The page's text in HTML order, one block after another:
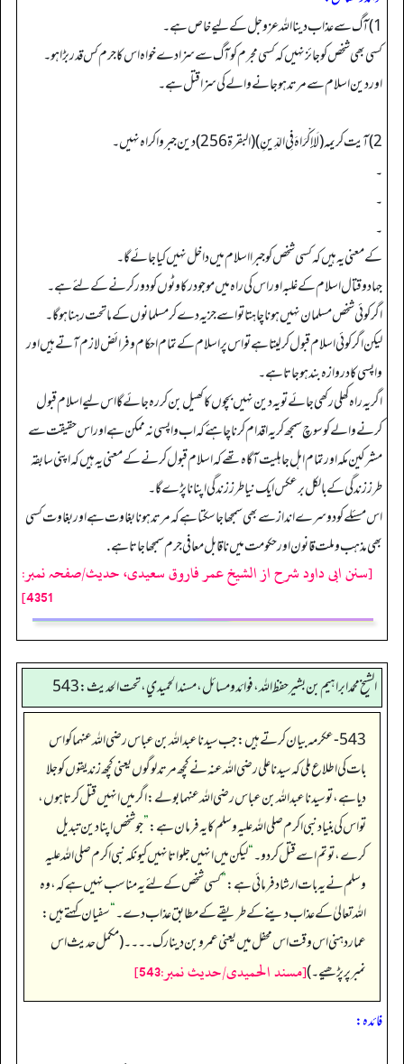
1) آگ سے عذاب دینا اللہ عزوجل کے لیے خاص ہے۔
کسی بھی شخص کوجائز نہیں کہ کسی مجرم کو آگ سے سزا دے خواہ اس کا جرم کس قدر بڑا ہو۔
اور دین اسلام سے مرتد ہوجانے والےکی سزاقتل ہے۔
2) آیت کریمہ (لَا إِكْرَاهَ فِي الدِّينِ) (البقرۃ 256) دین جبروا کراہ نہیں۔
۔
۔
۔
کے معنی یہ ہیں کہ کسی شخص کو جبرا اسلام میں داخل نہیں کیا جائے گا۔
جہاد وقتال اسلام کے غلبہ اور اس کی راہ میں موجود رکاوٹوں کو دور کرنے کے لئے ہے۔
اگرکوئی شخص مسلمان نہیں ہونا چاہتا تواسے جزیہ دے کر مسلمانوں کے ماتحت رہنا ہوگا۔
لیکن اگر کوئی اسلام قبول کرلیتا ہے تواس پر اسلام کے تمام احکام و فرائض لازم آتے ہیں اور
واپسی کا دروازہ بند ہوجاتا ہے۔
اگر یہ راہ کھلی رکھی جائے تو یہ دین نہیں بچوں کا کھیل بن کر رہ جائے گا اس لیے اسلام قبول
کرنے والے کو سوچ سمجھ کر یہ اقدام کرنا چاہئے کہ اب واپسی نہ ممکن ہے اور اس حقیقت سے
مشرکین مکہ اور تمام اہل جاہلیت آگاہ تھے کہ اسلام قبول کر نے کے معنی یہ ہیں کہ اپنی سابقہ
طرز زندگی کے بالکل برعکس ایک نیا طرز زندگی اپنانا پڑے گا۔
اس مسئلے کو دوسرے انداز سے بھی سمجھا جا سکتا ہے کہ مرتد ہونا بغاوت ہے اور بغاوت کسی
بھی مذہب وملت قانون اور حکومت میں ناقابل معافی جرم سمجھا جاتا ہے.
[سنن ابی داود شرح از الشیخ عمر فاروق سعیدی، حدیث/صفحہ نمبر:
4351]
الشيخ محمد ابراهيم بن بشير حفظ الله، فوائد و مسائل، مسند الحميدي، تحت الحديث:543
543- عکرمہ بیان کرتے ہیں: جب سيدنا عبدالله بن عباس رضی اللہ عنہما کو اس
بات کی اطلاع ملی کہ سیدنا علی رضی اللہ عنہ نے کچھ مرتد لوگوں یعنی کچھ زندیقوں کو جلا
دیا ہے، تو سيدنا عبدالله بن عباس رضی اللہ عنہما بولے: اگر میں انہیں قتل کرتا ہوں،
تو اس کی بنیاد نبی اکرم صلی اللہ علیہ وسلم کا یہ فرمان ہے:”جو شخص اپنا دین تبدیل
کرے، تو تم اسے قتل کردو۔“لیکن میں انہیں جلواتا نہیں کیونکہ نبی اکرم صلی اللہ علیہ
وسلم نے یہ بات ارشاد فرمائی ہے:”کسی شخص کے لئے یہ مناسب نہیں ہے کہ، وہ
اللہ تعالیٰ کے عذاب دینے کے طریقے کے مطابق عذاب دے۔“سفیان کہتے ہیں:
عمار دہنی اس وقت اس محفل میں یعنی عمرو بن دینار ک۔۔۔۔ (مکمل حدیث اس
نمبر پر پڑھیے۔)[مسند الحمیدی/حدیث نمبر:543]
فائدہ: